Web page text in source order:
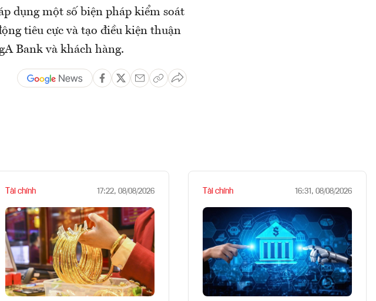
dụng một số biện pháp kiểm soát
tiêu cực và tạo điều kiện thuận
Bank và khách hàng.
Tài chính 17:22, 08/08/2026 Tài chính 16:31, 08/08/2026